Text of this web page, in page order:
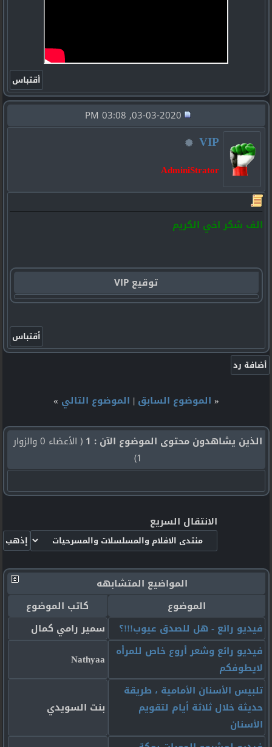
VIP
AdminiStrator
الف شكر اخي الكريم
توقيع VIP
« الموضوع السابق | الموضوع التالي »
الذين يشاهدون محتوى الموضوع الآن : 1
( الأعضاء 0 والزوار
1)
الانتقال السريع
المواضيع المتشابهه
الموضوع
كاتب الموضوع
فيديو رائع - هل للصدق عيوب!!!؟
سمير رامي كمال
فيديو رائع وشعر أروع خاص للمرأه
لايطوفكم
Nathyaa
تلبيس الأسنان الأمامية ، طريقة
حديثة خلال ثلاثة أيام لتقويم
الأسنان
بنت السويدي